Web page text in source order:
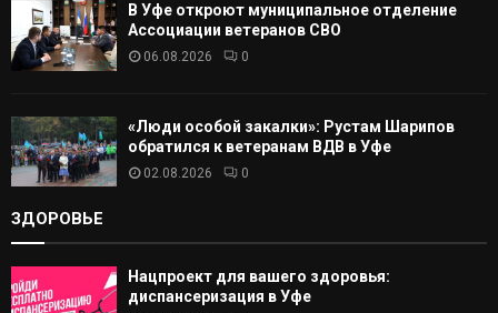
В Уфе откроют муниципальное отделение
Ассоциации ветеранов СВО
06.08.2026 0
«Люди особой закалки»: Рустам Шарипов
обратился к ветеранам ВДВ в Уфе
02.08.2026 0
ЗДОРОВЬЕ
Нацпроект для вашего здоровья:
диспансеризация в Уфе